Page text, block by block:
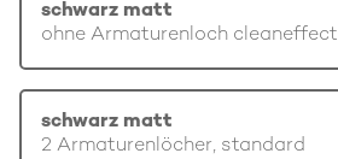
schwarz matt
ohne Armaturenloch cleaneffect
schwarz matt
2 Armaturenlöcher, standard